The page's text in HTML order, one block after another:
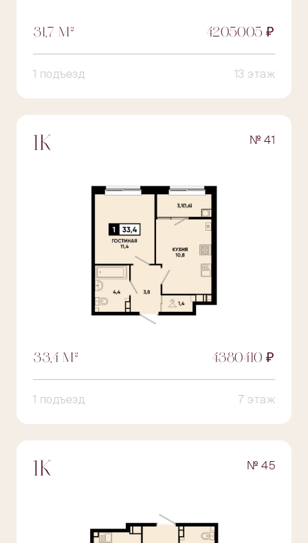
31,7 М² 4205005 ₽
1 подъезд 13 этаж
1К № 41
33,4 М² 4380410 ₽
1 подъезд 7 этаж
1К № 45